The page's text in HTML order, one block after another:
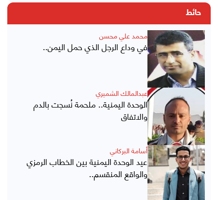
حائط
محمد علي محسن
في وداع الرجل الذي حمل اليمن..
عبدالمالك الشميري
الوحدة اليمنية.. ملحمة نُسجت بالدم
والاتفاق
أسامة البركاني
عيد الوحدة اليمنية بين الخطاب الرمزي
والواقع المنقسم..